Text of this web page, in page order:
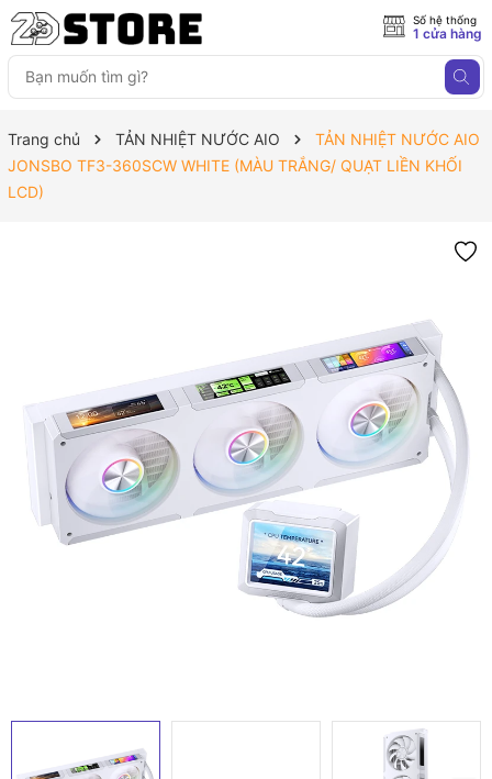
Số hệ thống
1 cửa hàng
Trang chủ TẢN NHIỆT NƯỚC AIO
TẢN NHIỆT NƯỚC AIO
JONSBO TF3-360SCW WHITE (MÀU TRẮNG/ QUẠT LIỀN KHỐI
LCD)